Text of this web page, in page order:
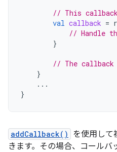
// This
val callback =
// Handle
}
// The callback
}
...
}
addCallback()
を使用して
きます。その場合、コール